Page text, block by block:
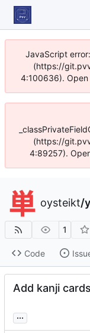
JavaScript
(https://
4:100636). Open
(https://
4:89257).
oysteikt/
1
Code
Add kanji cards
...